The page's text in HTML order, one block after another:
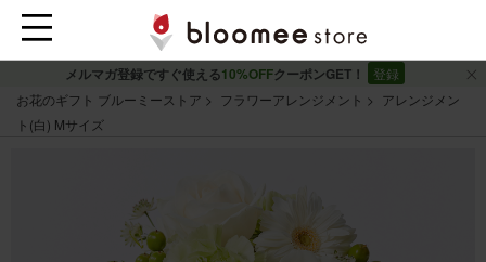
メルマガ登録ですぐ使える10%OFFクーポンGET！
登録
お花のギフト ブルーミーストア
フラワーアレンジメント
アレンジメン
ト(白) Mサイズ